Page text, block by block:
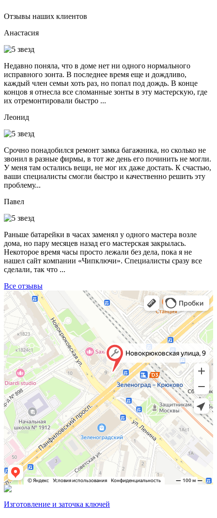
Отзывы наших клиентов
Анастасия
Недавно поняла, что в доме нет ни одного нормального
исправного зонта. В последнее время еще и дождливо,
каждый член семьи хоть раз, но попал под дождь. В конце
концов я отнесла все сломанные зонты в эту мастерскую, где
их отремонтировали быстро ...
Леонид
Срочно понадобился ремонт замка багажника, но сколько не
звонил в разные фирмы, в тот же день его починить не могли.
У меня там остались вещи, не мог их даже достать. К счастью,
ваши специалисты смогли быстро и качественно решить эту
проблему...
Павел
Раньше батарейки в часах заменял у одного мастера возле
дома, но пару месяцев назад его мастерская закрылась.
Некоторое время часы просто лежали без дела, пока я не
нашел сайт компании «Чипключи». Специалисты сразу все
сделали, так что ...
Все отзывы
Изготовление и заточка ключей